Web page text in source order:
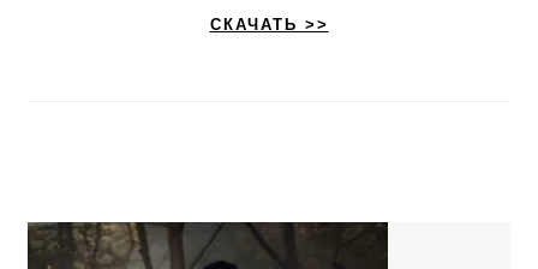
СКАЧАТЬ >>